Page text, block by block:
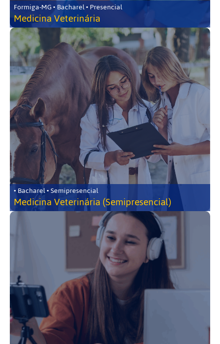
Formiga-MG • Bacharel • Presencial
Medicina Veterinária
• Bacharel • Semipresencial
Medicina Veterinária (Semipresencial)